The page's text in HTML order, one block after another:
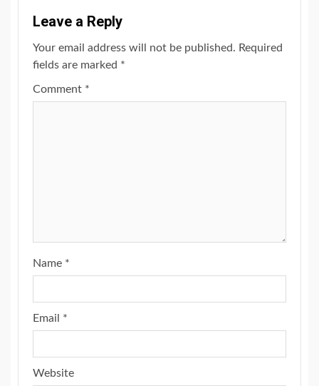
Leave a Reply
Your email address will not be published. Required
fields are marked *
Comment *
Name *
Email *
Website